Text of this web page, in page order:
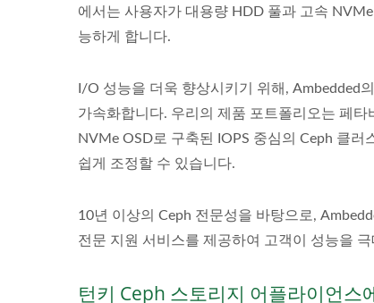
에서는 사용자가 대용량 HDD 풀과 고속
능하게 합니다.
I/O 성능을 더욱 향상시키기 위해, Ambedded
가속화합니다. 우리의 제품 포트폴리오는 페
NVMe OSD로 구축된 IOPS 중심의 Ceph 클
쉽게 조정할 수 있습니다.
10년 이상의 Ceph 전문성을 바탕으로,
전문 지원 서비스를 제공하여 고객이 성능을
턴키 Ceph 스토리지 어플라이언